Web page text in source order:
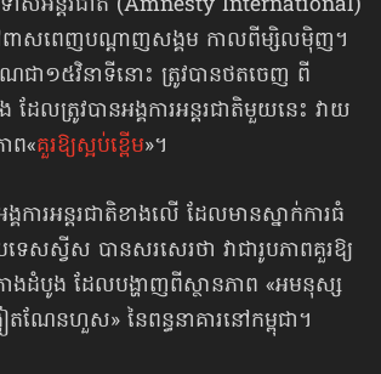
ាសពេញបណ្ដាញសង្គម កាលពីម្សិលម៉ិញ។
ណជា១៥វិនាទីនោះ ត្រូវបានថតចេញ ពី
ដែលត្រូវបានអង្គការអន្តរជាតិមួយនេះ វាយ
ព«គួរឱ្យស្អប់ខ្ពើម»។
ង្គការអន្តរជាតិខាងលើ ដែលមានស្នាក់ការធំ
ទេសស្វីស បានសរសេរថា វាជារូបភាពគួរឱ្យ
តាងដំបូង ដែលបង្ហាញពីស្ថានភាព «អមនុស្ស
តណែនហួស» នៃពន្ធនាគារនៅកម្ពុជា។